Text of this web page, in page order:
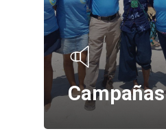
Campañas